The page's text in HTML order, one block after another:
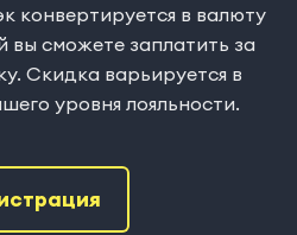
конвертируется в валюту
вы сможете заплатить за
Скидка варьируется в
уровня лояльности.